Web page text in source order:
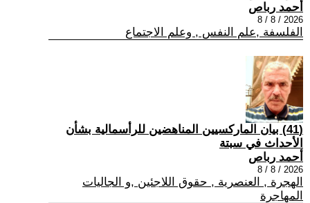
أحمد رباص
2026 / 8 / 8
الفلسفة ,علم النفس , وعلم الاجتماع
(41) بيان الماركسيين المناهضين للرأسمالية بشأن
الأحداث في سبتة
أحمد رباص
2026 / 8 / 8
الهجرة , العنصرية , حقوق اللاجئين ,و الجاليات
المهاجرة